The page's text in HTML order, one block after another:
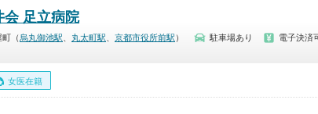
会 足立病院
（烏丸御池駅 丸太町駅 京都市役所前駅 ） 駐車場あり
電子決済
女医在籍